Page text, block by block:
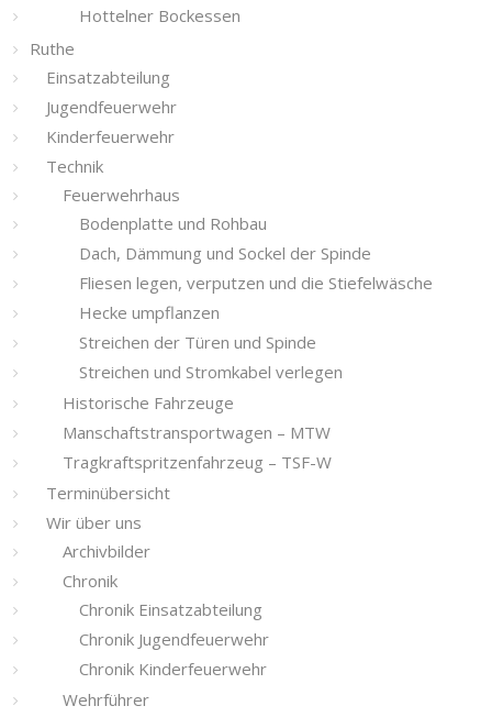
Hottelner Bockessen
Ruthe
Einsatzabteilung
Jugendfeuerwehr
Kinderfeuerwehr
Technik
Feuerwehrhaus
Bodenplatte und Rohbau
Dach, Dämmung und Sockel der Spinde
Fliesen legen, verputzen und die Stiefelwäsche
Hecke umpflanzen
Streichen der Türen und Spinde
Streichen und Stromkabel verlegen
Historische Fahrzeuge
Manschaftstransportwagen – MTW
Tragkraftspritzenfahrzeug – TSF-W
Terminübersicht
Wir über uns
Archivbilder
Chronik
Chronik Einsatzabteilung
Chronik Jugendfeuerwehr
Chronik Kinderfeuerwehr
Wehrführer